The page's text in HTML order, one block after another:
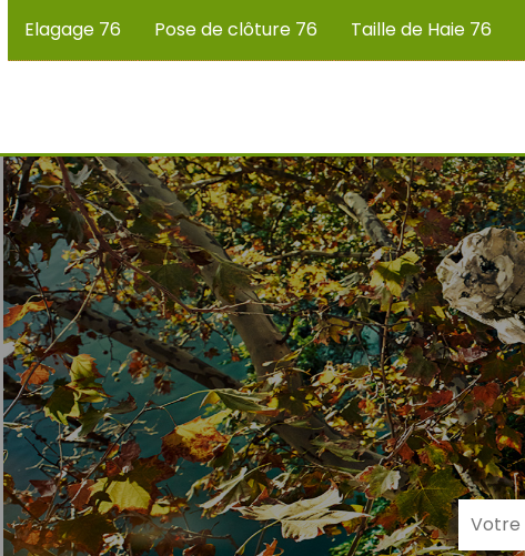
Elagage 76 Pose de clôture 76 Taille de Haie 76